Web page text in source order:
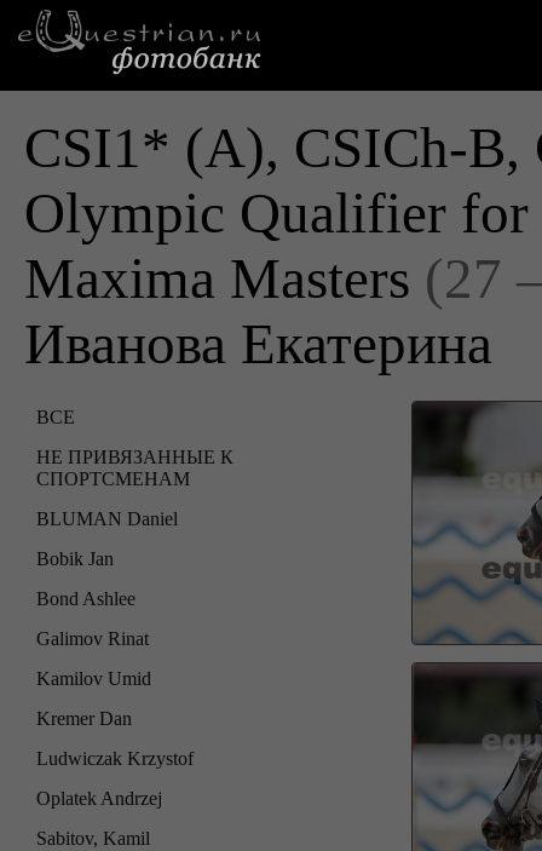
CSI1* (A), CSICh-B,
Olympic Qualifier
Maxima Masters (27
Иванова Екатерина
ВСЕ
НЕ ПРИВЯЗАННЫЕ К
СПОРТСМЕНАМ
BLUMAN Daniel
Bobik Jan
Bond Ashlee
Galimov Rinat
Kamilov Umid
Kremer Dan
Ludwiczak Krzystof
Oplatek Andrzej
Sabitov, Kamil